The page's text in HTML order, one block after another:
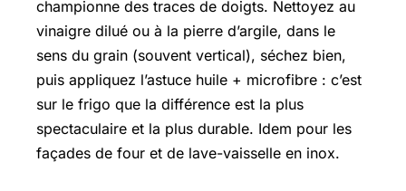
championne des traces de doigts. Nettoyez au
vinaigre dilué ou à la pierre d’argile, dans le
sens du grain (souvent vertical), séchez bien,
puis appliquez l’astuce huile + microfibre : c’est
sur le frigo que la différence est la plus
spectaculaire et la plus durable. Idem pour les
façades de four et de lave-vaisselle en inox.